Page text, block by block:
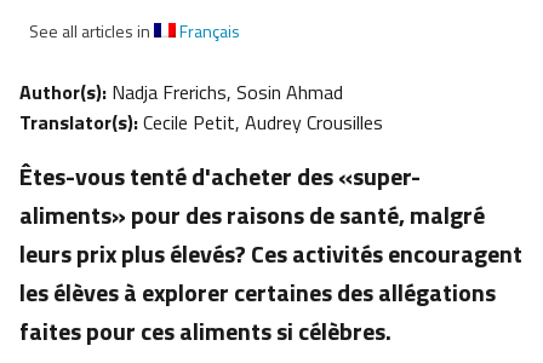
See all articles in
Français
Author(s): Nadja Frerichs, Sosin Ahmad
Translator(s):Cecile Petit, Audrey Crousilles
Êtes-vous tenté d'acheter des «super-
aliments» pour des raisons de santé, malgré
leurs prix plus élevés? Ces activités encouragent
les élèves à explorer certaines des allégations
faites pour ces aliments si célèbres.